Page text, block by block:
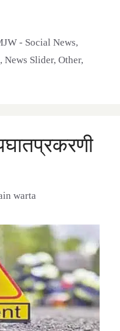
- Social News,
, News Slider, Other,
warta